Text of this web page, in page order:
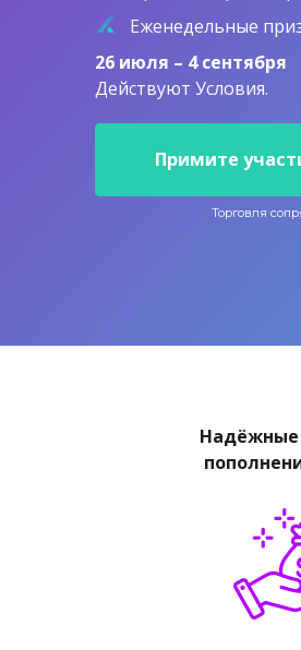
Еженедельные
26 июля – 4 сентября
Действуют Условия.
Примите
Торговля